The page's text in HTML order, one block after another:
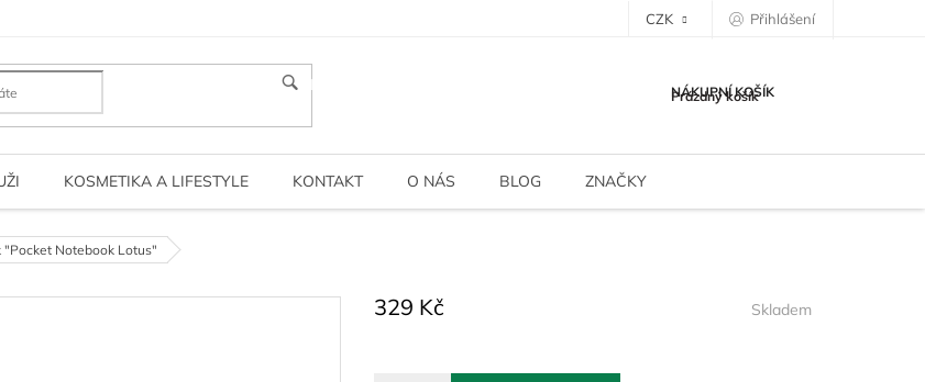
CZK Přihlášení
HLEDAT NÁKUPNÍ KOŠÍK
Prázdný košík
KOSMETIKA A LIFESTYLE KONTAKT O NÁS BLOG ZNAČKY
"Pocket Notebook Lotus"
329 Kč Skladem